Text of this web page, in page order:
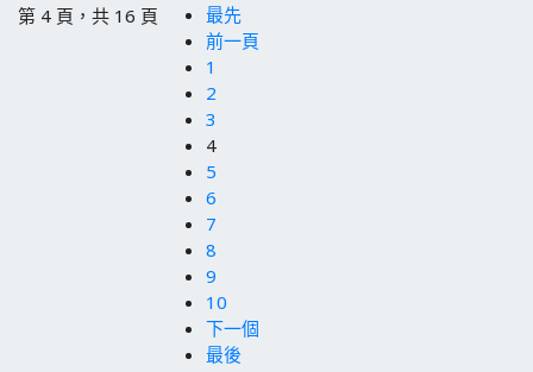
第 4 頁，共 16 頁
最先
前一頁
1
2
3
4
5
6
7
8
9
10
下一個
最後